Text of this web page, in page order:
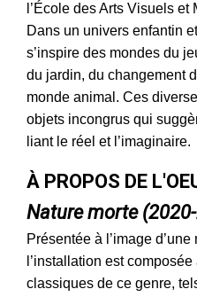
l’École des Arts Visuels et
Dans un univers enfantin
s’inspire des mondes du
du jardin, du changement
monde animal. Ces
objets incongrus qui
liant le réel et l’imaginaire.
À PROPOS DE
Nature morte
Présentée à l’image
l’installation est
classiques de ce genre,